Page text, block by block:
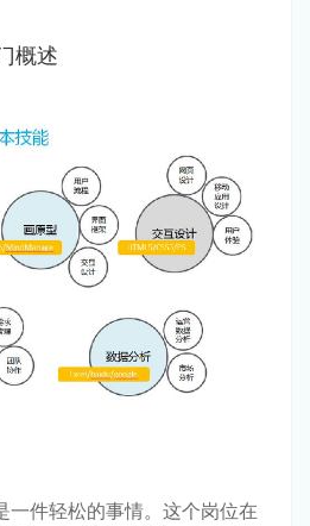
概述
一件轻松的事情。这个岗位在